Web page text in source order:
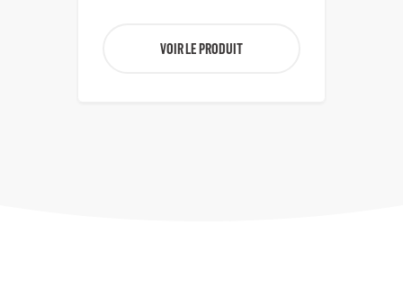
VOIR LE PRODUIT